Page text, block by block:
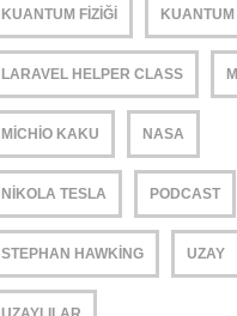
KUANTUM FIZIĞI KUANTUM
LARAVEL HELPER CLASS
MICHIO KAKU NASA
NIKOLA TESLA PODCAST
STEPHAN HAWKING UZAY